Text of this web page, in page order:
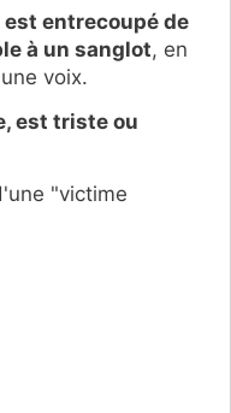
est entrecoupé de
à un sanglot, en
voix.
est triste ou
"victime